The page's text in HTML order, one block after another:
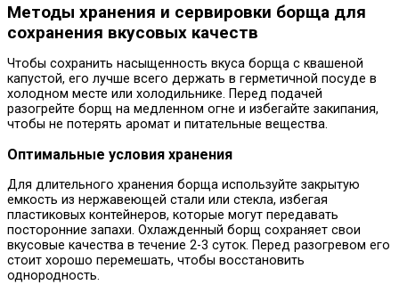
Методы хранения и сервировки борща для
сохранения вкусовых качеств
Чтобы сохранить насыщенность вкуса борща с квашеной
капустой, его лучше всего держать в герметичной посуде в
холодном месте или холодильнике. Перед подачей
разогрейте борщ на медленном огне и избегайте закипания,
чтобы не потерять аромат и питательные вещества.
Оптимальные условия хранения
Для длительного хранения борща используйте закрытую
емкость из нержавеющей стали или стекла, избегая
пластиковых контейнеров, которые могут передавать
посторонние запахи. Охлажденный борщ сохраняет свои
вкусовые качества в течение 2-3 суток. Перед разогревом его
стоит хорошо перемешать, чтобы восстановить
однородность.